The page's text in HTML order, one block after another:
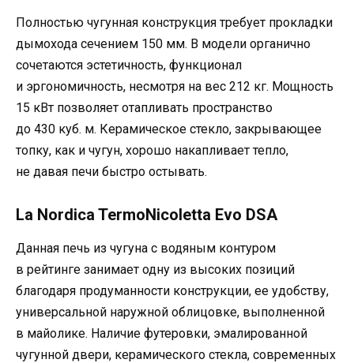
Полностью чугунная конструкция требует прокладки
дымохода сечением 150 мм. В модели органично
сочетаются эстетичность, функционал
и эргономичность, несмотря на вес 212 кг. Мощность
15 кВт позволяет отапливать пространство
до 430 куб. м. Керамическое стекло, закрывающее
топку, как и чугун, хорошо накапливает тепло,
не давая печи быстро остывать.
La Nordica TermoNicoletta Evo DSA
Данная печь из чугуна с водяным контуром
в рейтинге занимает одну из высоких позиций
благодаря продуманности конструкции, ее удобству,
универсальной наружной облицовке, выполненной
в майолике. Наличие футеровки, эмалированной
чугунной двери, керамического стекла, современных